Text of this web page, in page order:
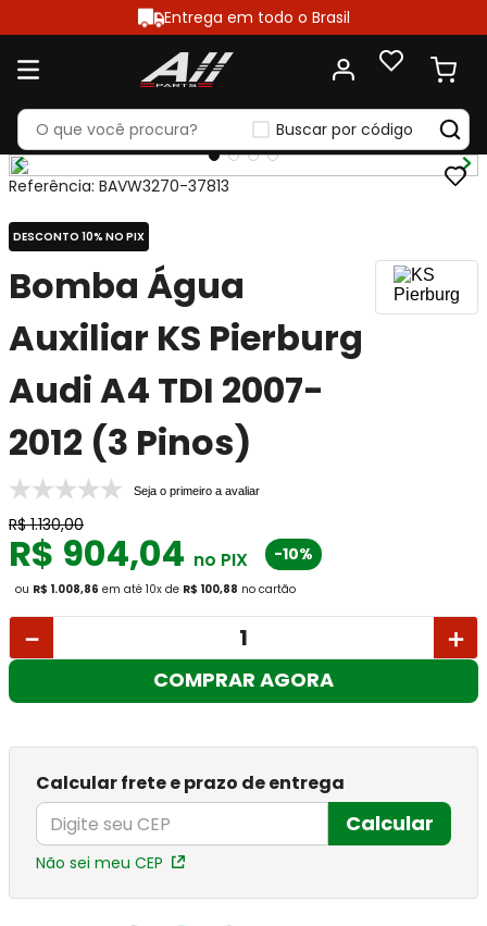
Entrega em todo o Brasil
Buscar por código
Referência: BAVW3270-37813
DESCONTO 10% NO PIX
Bomba Água
Auxiliar KS Pierburg
Audi A4 TDI 2007-
2012 (3 Pinos)
Seja o primeiro a avaliar
R$ 1.130,00
R$ 904,04 no PIX -10%
ou R$ 1.008,86 em até 10x de R$ 100,88 no cartão
＋
－
COMPRAR AGORA
Calcular frete e prazo de entrega
Calcular
Não sei meu CEP